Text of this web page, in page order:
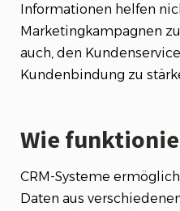
Informationen helfen
Marketingkampagnen
auch, den
Kundenbindung zu
Wie
CRM-Systeme
Daten aus